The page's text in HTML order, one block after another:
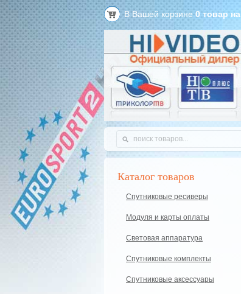
В Вашей корзине0 товар на
Каталог товаров
Спутниковые ресиверы
Модуля и карты оплаты
Световая аппаратура
Спутниковые комплекты
Спутниковые аксессуары